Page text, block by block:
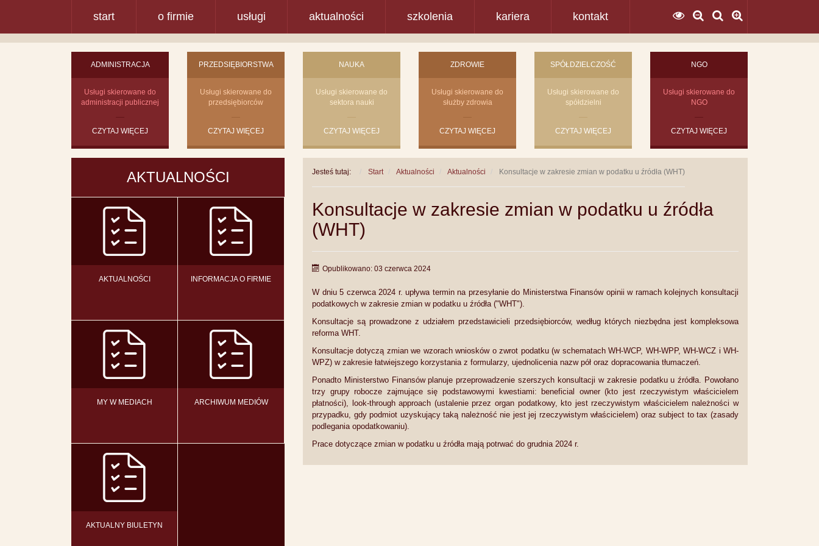
start o firmie usługi aktualności szkolenia kariera kontakt
ADMINISTRACJA
Usługi skierowane do
administracji publicznej
CZYTAJ WIĘCEJ
PRZEDSIĘBIORSTWA
Usługi skierowane do
przedsiębiorców
CZYTAJ WIĘCEJ
NAUKA
Usługi skierowane do
sektora nauki
CZYTAJ WIĘCEJ
ZDROWIE
Usługi skierowane do
służby zdrowia
CZYTAJ WIĘCEJ
SPÓŁDZIELCZOŚĆ
Usługi skierowane do
spółdzielni
CZYTAJ WIĘCEJ
NGO
Usługi skierowane do
NGO
CZYTAJ WIĘCEJ
AKTUALNOŚCI
AKTUALNOŚCI INFORMACJA O FIRMIE
MY W MEDIACH ARCHIWUM MEDIÓW
AKTUALNY BIULETYN
Jesteś tutaj: Start Aktualności Aktualności Konsultacje w zakresie zmian w podatku u źródła (WHT)
Konsultacje w zakresie zmian w podatku u źródła
(WHT)
Opublikowano: 03 czerwca 2024
W dniu 5 czerwca 2024 r. upływa termin na przesyłanie do Ministerstwa Finansów opinii w ramach kolejnych konsultacji
podatkowych w zakresie zmian w podatku u źródła ("WHT").
Konsultacje są prowadzone z udziałem przedstawicieli przedsiębiorców, według których niezbędna jest kompleksowa
reforma WHT.
Konsultacje dotyczą zmian we wzorach wniosków o zwrot podatku (w schematach WH-WCP, WH-WPP, WH-WCZ i WH-
WPZ) w zakresie łatwiejszego korzystania z formularzy, ujednolicenia nazw pół oraz dopracowania tłumaczeń.
Ponadto Ministerstwo Finansów planuje przeprowadzenie szerszych konsultacji w zakresie podatku u źródła. Powołano
trzy grupy robocze zajmujące się podstawowymi kwestiami: beneficial owner (kto jest rzeczywistym właścicielem
płatności), look-through approach (ustalenie przez organ podatkowy, kto jest rzeczywistym właścicielem należności w
przypadku, gdy podmiot uzyskujący taką należność nie jest jej rzeczywistym właścicielem) oraz subject to tax (zasady
podlegania opodatkowaniu).
Prace dotyczące zmian w podatku u źródła mają potrwać do grudnia 2024 r.